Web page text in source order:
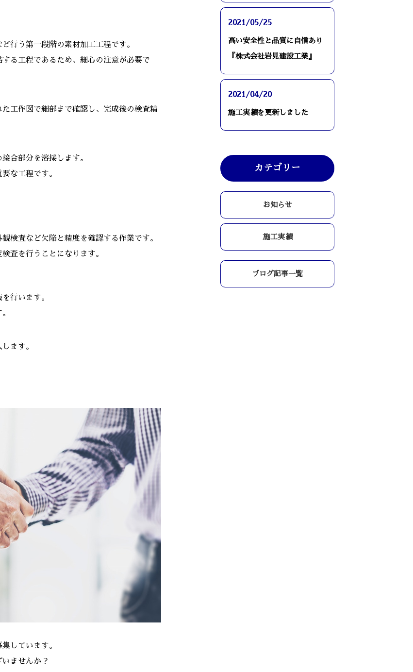
行う第一段階の素材加工工程です。
る工程であるため、細心の注意が必要で
工作図で細部まで確認し、完成後の検査精
合部分を溶接します。
な工程です。
検査など欠陥と精度を確認する作業です。
査を行うことになります。
行います。
ます。
しています。
ませんか？
2021/05/25
高い安全性と品質に自信あり
『株式会社岩見建設工業』
2021/04/20
施工実績を更新しました
カテゴリー
お知らせ
施工実績
ブログ記事一覧